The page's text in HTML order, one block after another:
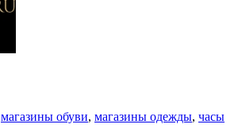
магазины обуви, магазины одежды, часы